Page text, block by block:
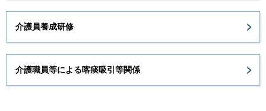
介護員養成研修
介護職員等による喀痰吸引等関係